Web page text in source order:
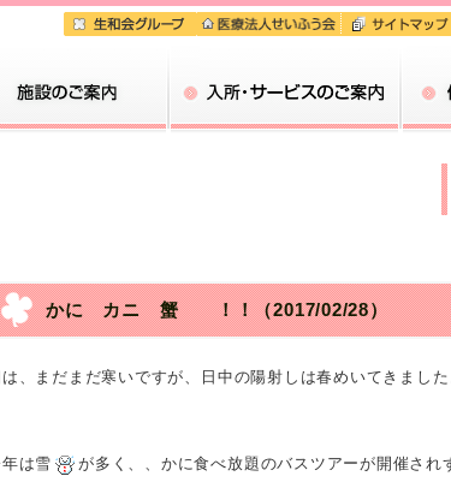
かに カニ 蟹 ！！（2017/02/28）
、まだまだ寒いですが、日中の陽射しは春めいてきました
は雪 が多く、、かに食べ放題のバスツアーが開催され